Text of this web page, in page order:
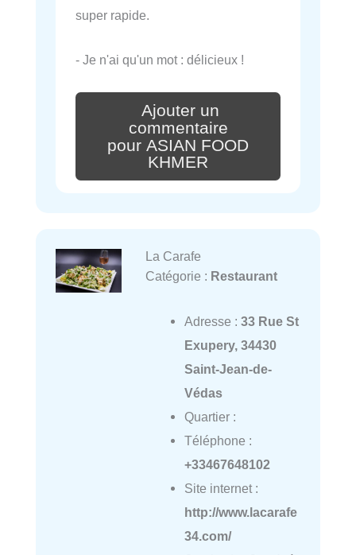
super rapide.
- Je n'ai qu'un mot : délicieux !
Ajouter un
commentaire
pour ASIAN FOOD
KHMER
La Carafe
Catégorie : Restaurant
Adresse : 33 Rue St
Exupery, 34430
Saint-Jean-de-
Védas
Quartier :
Téléphone :
+33467648102
Site internet :
http://www.lacarafe
34.com/